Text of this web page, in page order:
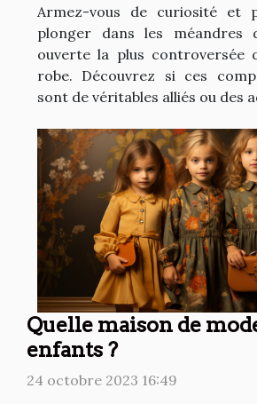
Armez-vous de curiosité et
plonger dans les méandres
ouverte la plus controversée
robe. Découvrez si ces
sont de véritables alliés ou des
Quelle maison de
enfants ?
24 octobre 2023 16:49